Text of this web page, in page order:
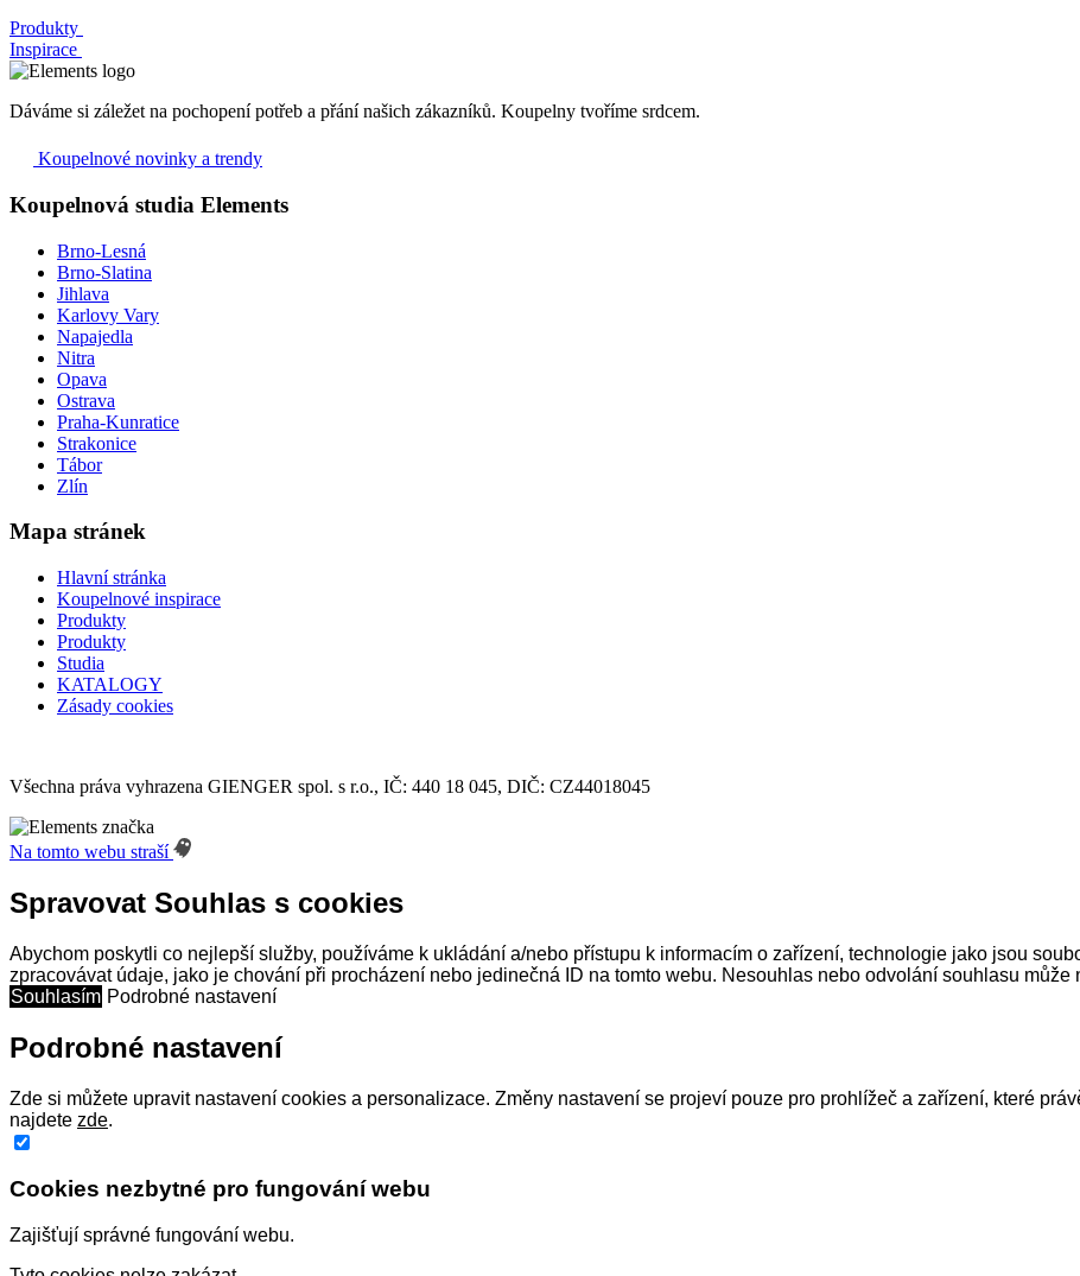
Produkty
Inspirace
Dáváme si záležet na pochopení potřeb a přání našich zákazníků. Koupelny tvoříme srdcem.
Koupelnové novinky a trendy
Koupelnová studia Elements
Brno-Lesná
Brno-Slatina
Jihlava
Karlovy Vary
Napajedla
Nitra
Opava
Ostrava
Praha-Kunratice
Strakonice
Tábor
Zlín
Mapa stránek
Hlavní stránka
Koupelnové inspirace
Produkty
Produkty
Studia
KATALOGY
Zásady cookies
Všechna práva vyhrazena GIENGER spol. s r.o., IČ: 440 18 045, DIČ: CZ44018045
Na tomto webu straší
Spravovat Souhlas s cookies
Abychom poskytli co nejlepší služby, používáme k ukládání a/nebo přístupu k informacím o zařízení, technologie jako jsou
zpracovávat údaje, jako je chování při procházení nebo jedinečná ID na tomto webu. Nesouhlas nebo odvolání souhlasu
Souhlasím Podrobné nastavení
Podrobné nastavení
Zde si můžete upravit nastavení cookies a personalizace. Změny nastavení se projeví pouze pro prohlížeč a zařízení, které
najdete zde.
Cookies nezbytné pro fungování webu
Zajišťují správné fungování webu.